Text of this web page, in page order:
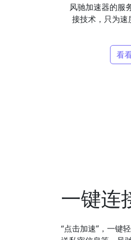
风驰加速器的服
接技术，只为速
看
一键连
“点击加速”，一键